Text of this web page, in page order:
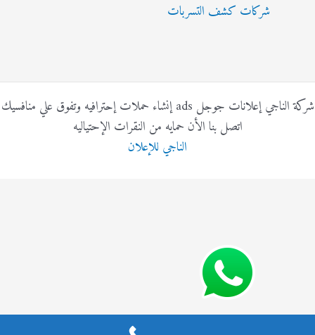
شركات كشف التسربات
شركة الناجي إعلانات جوجل ads إنشاء حملات إحترافيه وتفوق علي منافسيك
اتصل بنا الأن حمايه من النقرات الإحتياليه
الناجي للإعلان